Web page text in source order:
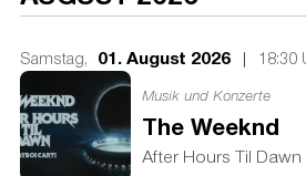
Samstag, 01. August 2026 | 18:30
Musik und Konzerte
The Weeknd
After Hours Til